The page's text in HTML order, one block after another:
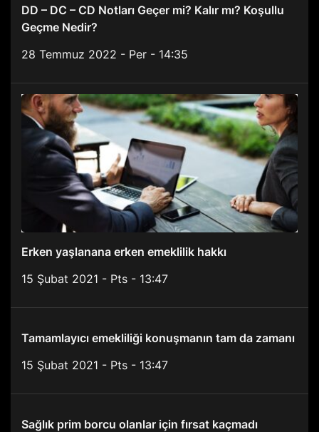
DD – DC – CD Notları Geçer mi? Kalır mı? Koşullu
Geçme Nedir?
28 Temmuz 2022 - Per - 14:35
Erken yaşlanana erken emeklilik hakkı
15 Şubat 2021 - Pts - 13:47
Tamamlayıcı emekliliği konuşmanın tam da zamanı
15 Şubat 2021 - Pts - 13:47
Sağlık prim borcu olanlar için fırsat kaçmadı